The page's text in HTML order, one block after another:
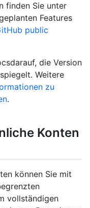
finden Sie unter
Features
public
die Version
Weitere
zu
.
Konten
können Sie mit
vollständigen